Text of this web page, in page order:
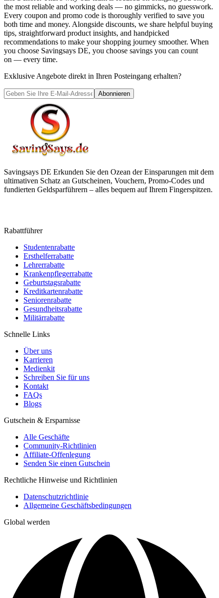
the most reliable and working deals — no gimmicks, no guesswork.
Every coupon and promo code is thoroughly verified to save you
both time and money. Alongside discounts, we share helpful buying
tips, straightforward product insights, and handpicked
recommendations to make your shopping journey smoother. When
you choose Savingsays DE, you choose savings you can count
on — every time.
Exklusive Angebote direkt in Ihren Posteingang erhalten?
Abonnieren
Savingsays DE Erkunden Sie den Ozean der Einsparungen mit dem
ultimativen Schatz an Gutscheinen, Vouchern, Promo-Codes und
fundierten Geldsparführern – alles bequem auf Ihrem Fingerspitzen.
Rabattführer
Studentenrabatte
Ersthelferrabatte
Lehrerrabatte
Krankenpflegerrabatte
Geburtstagsrabatte
Kreditkartenrabatte
Seniorenrabatte
Gesundheitsrabatte
Militärrabatte
Schnelle Links
Über uns
Karrieren
Medienkit
Schreiben Sie für uns
Kontakt
FAQs
Blogs
Gutschein & Ersparnisse
Alle Geschäfte
Community-Richtlinien
Affiliate-Offenlegung
Senden Sie einen Gutschein
Rechtliche Hinweise und Richtlinien
Datenschutzrichtlinie
Allgemeine Geschäftsbedingungen
Global werden